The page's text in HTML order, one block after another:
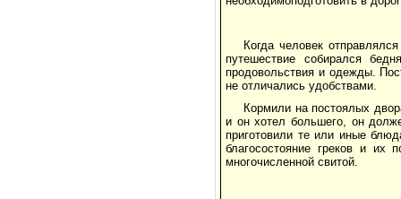
Когда человек
путешествие собирался
продовольствия и одежды.
не отличались удобствами.
Кормили на постоялых
и он хотел большего, он
приготовили те или иные
благосостояние греков и их
многочисленной свитой.